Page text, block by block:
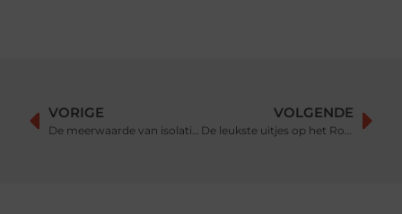
VORIGE
De meerwaarde van isolatie voor jouw woning
VOLGENDE
De leukste uitjes op het Rotterdamse water